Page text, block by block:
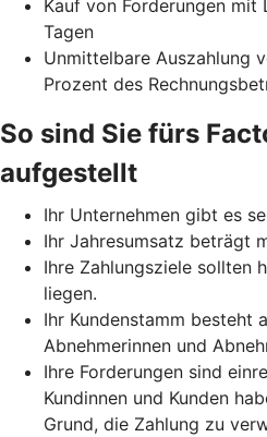
Kauf von Forderungen mit
Tagen
Unmittelbare Auszahlung
Prozent des
So sind Sie fürs
aufgestellt
Ihr Unternehmen gibt es
Ihr Jahresumsatz beträgt
Ihre Zahlungsziele sollten
liegen.
Ihr Kundenstamm besteht
Abnehmerinnen und
Ihre Forderungen sind
Kundinnen und Kunden
Grund, die Zahlung zu